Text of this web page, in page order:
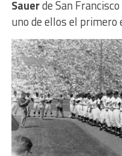
Sauerde San
uno de ellos el primero